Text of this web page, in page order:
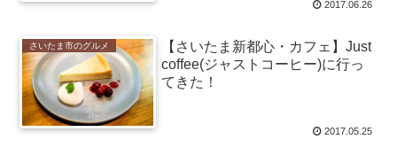
2017.06.26
さいたま市のグルメ
【さいたま新都心・カフェ】Just
coffee(ジャストコーヒー)に行っ
てきた！
2017.05.25